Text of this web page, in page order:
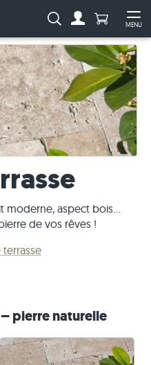
MENU
Recherche :Anzahl
moderne, aspect bois…
de vos rêves !
terrasse
pierre naturelle